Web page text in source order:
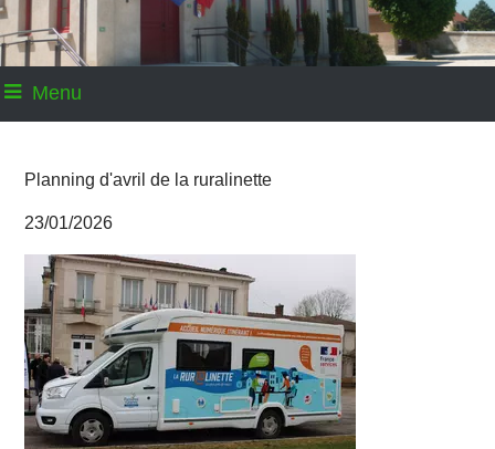
Menu
Planning d'avril de la ruralinette
23/01/2026